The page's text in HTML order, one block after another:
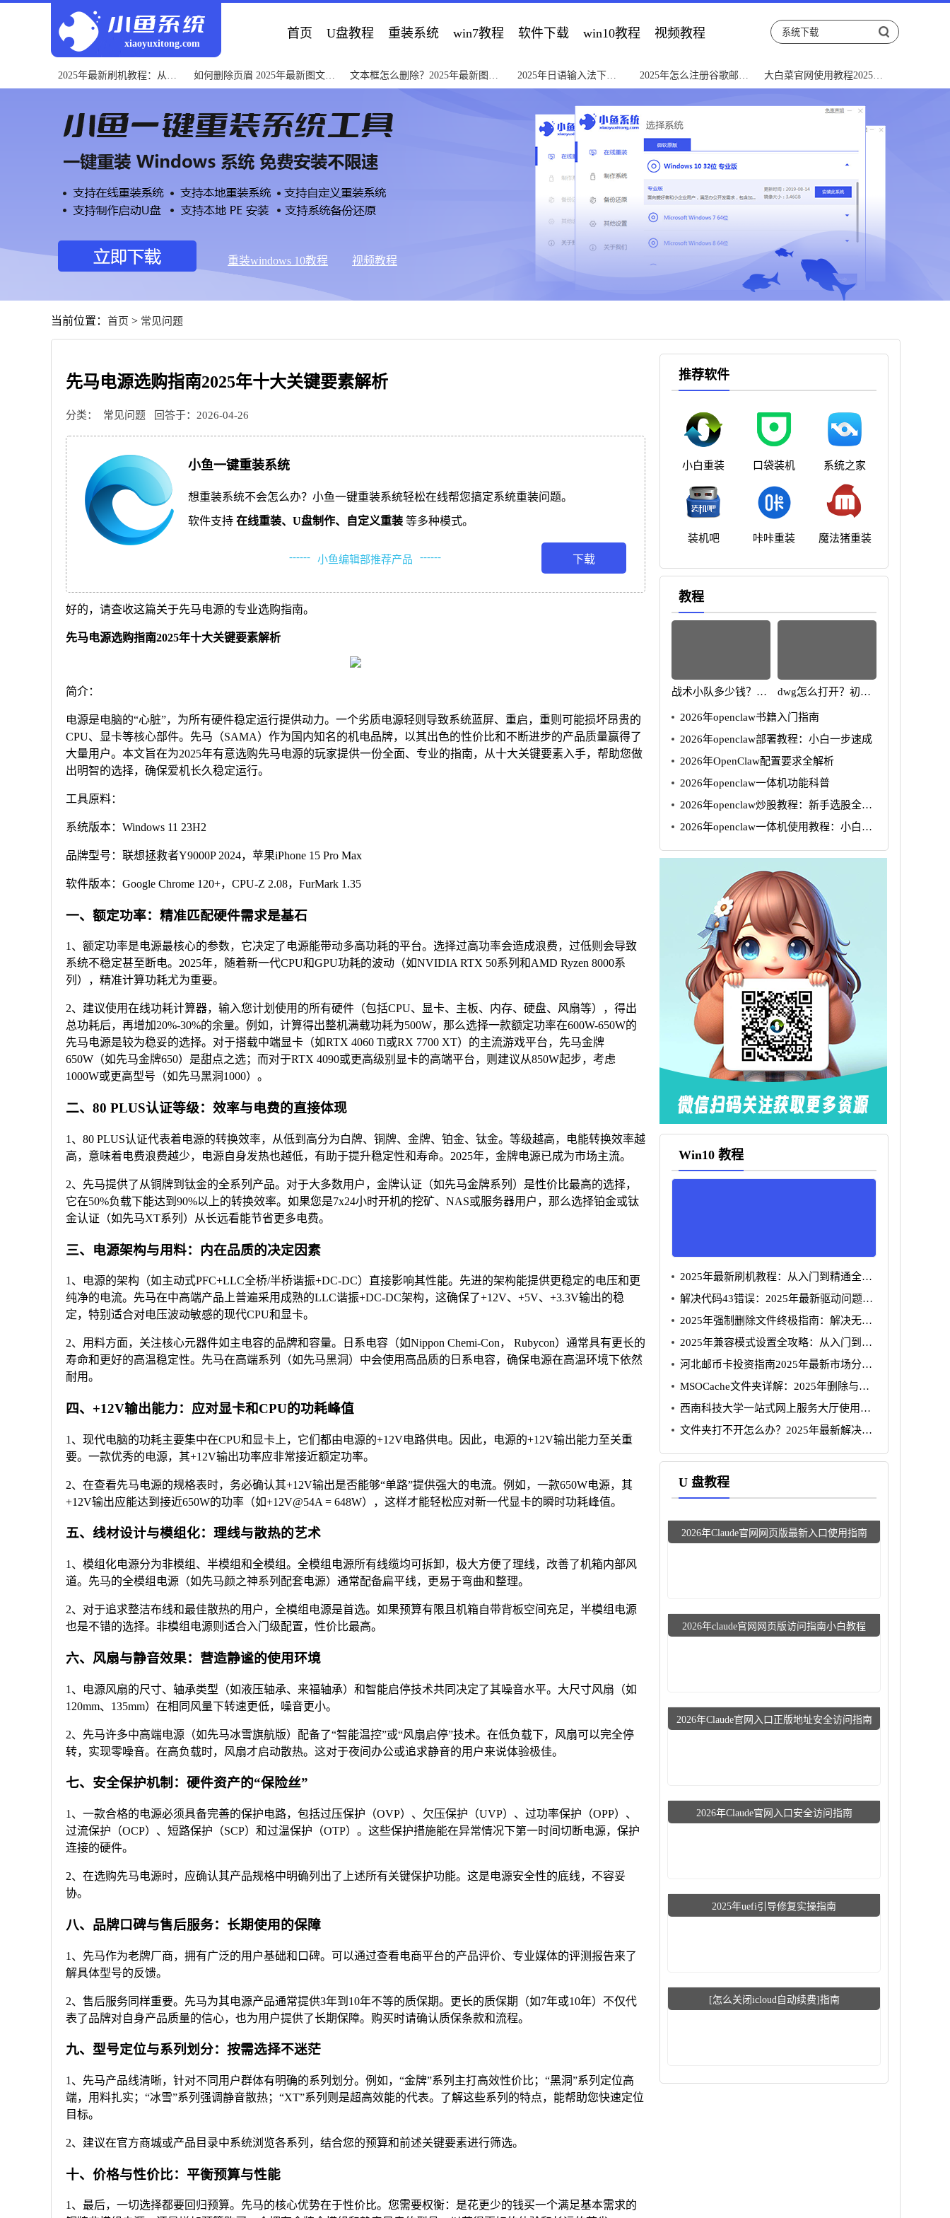
xiaoyuxitong.com
首页 U盘教程 重装系统 win7教程 软件下载 win10教程 视频教程
2025年最新刷机教程：从入
门到精通全指南
如何删除页眉 2025年最新图文教
程与常见问题解决
文本框怎么删除？2025年最新图文
教程与常见问题解决
2025年日语输入法下载
指南与安装教程
2025年怎么注册谷歌邮箱
详细图文教程
大白菜官网使用教程2025：
从入门到精通详解
重装windows 10教程 视频教程
当前位置： 首页 > 常见问题
先马电源选购指南2025年十大关键要素解析
分类： 常见问题 回答于：2026-04-26
小鱼一键重装系统
想重装系统不会怎么办？小鱼一键重装系统轻松在线帮您搞定系统重装问题。
软件支持 在线重装、 U盘制作、 自定义重装 等多种模式。
------ 小鱼编辑部推荐产品 ------ 下载
好的，请查收这篇关于先马电源的专业选购指南。
先马电源选购指南2025年十大关键要素解析
简介：
电源是电脑的“心脏”，为所有硬件稳定运行提供动力。一个劣质电源轻则导致系统蓝屏、重启，重则可能损坏昂贵的
CPU、显卡等核心部件。先马（SAMA）作为国内知名的机电品牌，以其出色的性价比和不断进步的产品质量赢得了
大量用户。本文旨在为2025年有意选购先马电源的玩家提供一份全面、专业的指南，从十大关键要素入手，帮助您做
出明智的选择，确保爱机长久稳定运行。
工具原料：
系统版本：Windows 11 23H2
品牌型号：联想拯救者Y9000P 2024，苹果iPhone 15 Pro Max
软件版本：Google Chrome 120+，CPU-Z 2.08，FurMark 1.35
一、额定功率：精准匹配硬件需求是基石
1、额定功率是电源最核心的参数，它决定了电源能带动多高功耗的平台。选择过高功率会造成浪费，过低则会导致
系统不稳定甚至断电。2025年，随着新一代CPU和GPU功耗的波动（如NVIDIA RTX 50系列和AMD Ryzen 8000系
列），精准计算功耗尤为重要。
2、建议使用在线功耗计算器，输入您计划使用的所有硬件（包括CPU、显卡、主板、内存、硬盘、风扇等），得出
总功耗后，再增加20%-30%的余量。例如，计算得出整机满载功耗为500W，那么选择一款额定功率在600W-650W的
先马电源是较为稳妥的选择。对于搭载中端显卡（如RTX 4060 Ti或RX 7700 XT）的主流游戏平台，先马金牌
650W（如先马金牌650）是甜点之选；而对于RTX 4090或更高级别显卡的高端平台，则建议从850W起步，考虑
1000W或更高型号（如先马黑洞1000）。
二、80 PLUS认证等级：效率与电费的直接体现
1、80 PLUS认证代表着电源的转换效率，从低到高分为白牌、铜牌、金牌、铂金、钛金。等级越高，电能转换效率越
高，意味着电费浪费越少，电源自身发热也越低，有助于提升稳定性和寿命。2025年，金牌电源已成为市场主流。
2、先马提供了从铜牌到钛金的全系列产品。对于大多数用户，金牌认证（如先马金牌系列）是性价比最高的选择，
它在50%负载下能达到90%以上的转换效率。如果您是7x24小时开机的挖矿、NAS或服务器用户，那么选择铂金或钛
金认证（如先马XT系列）从长远看能节省更多电费。
三、电源架构与用料：内在品质的决定因素
1、电源的架构（如主动式PFC+LLC全桥/半桥谐振+DC-DC）直接影响其性能。先进的架构能提供更稳定的电压和更
纯净的电流。先马在中高端产品上普遍采用成熟的LLC谐振+DC-DC架构，这确保了+12V、+5V、+3.3V输出的稳
定，特别适合对电压波动敏感的现代CPU和显卡。
2、用料方面，关注核心元器件如主电容的品牌和容量。日系电容（如Nippon Chemi-Con， Rubycon）通常具有更长的
寿命和更好的高温稳定性。先马在高端系列（如先马黑洞）中会使用高品质的日系电容，确保电源在高温环境下依然
耐用。
四、+12V输出能力：应对显卡和CPU的功耗峰值
1、现代电脑的功耗主要集中在CPU和显卡上，它们都由电源的+12V电路供电。因此，电源的+12V输出能力至关重
要。一款优秀的电源，其+12V输出功率应非常接近额定功率。
2、在查看先马电源的规格表时，务必确认其+12V输出是否能够“单路”提供强大的电流。例如，一款650W电源，其
+12V输出应能达到接近650W的功率（如+12V@54A = 648W），这样才能轻松应对新一代显卡的瞬时功耗峰值。
五、线材设计与模组化：理线与散热的艺术
1、模组化电源分为非模组、半模组和全模组。全模组电源所有线缆均可拆卸，极大方便了理线，改善了机箱内部风
道。先马的全模组电源（如先马颜之神系列配套电源）通常配备扁平线，更易于弯曲和整理。
2、对于追求整洁布线和最佳散热的用户，全模组电源是首选。如果预算有限且机箱自带背板空间充足，半模组电源
也是不错的选择。非模组电源则适合入门级配置，性价比最高。
六、风扇与静音效果：营造静谧的使用环境
1、电源风扇的尺寸、轴承类型（如液压轴承、来福轴承）和智能启停技术共同决定了其噪音水平。大尺寸风扇（如
120mm、135mm）在相同风量下转速更低，噪音更小。
2、先马许多中高端电源（如先马冰雪旗航版）配备了“智能温控”或“风扇启停”技术。在低负载下，风扇可以完全停
转，实现零噪音。在高负载时，风扇才启动散热。这对于夜间办公或追求静音的用户来说体验极佳。
七、安全保护机制：硬件资产的“保险丝”
1、一款合格的电源必须具备完善的保护电路，包括过压保护（OVP）、欠压保护（UVP）、过功率保护（OPP）、
过流保护（OCP）、短路保护（SCP）和过温保护（OTP）。这些保护措施能在异常情况下第一时间切断电源，保护
连接的硬件。
2、在选购先马电源时，应确认其产品规格中明确列出了上述所有关键保护功能。这是电源安全性的底线，不容妥
协。
八、品牌口碑与售后服务：长期使用的保障
1、先马作为老牌厂商，拥有广泛的用户基础和口碑。可以通过查看电商平台的产品评价、专业媒体的评测报告来了
解具体型号的反馈。
2、售后服务同样重要。先马为其电源产品通常提供3年到10年不等的质保期。更长的质保期（如7年或10年）不仅代
表了品牌对自身产品质量的信心，也为用户提供了长期保障。购买时请确认质保条款和流程。
九、型号定位与系列划分：按需选择不迷茫
1、先马产品线清晰，针对不同用户群体有明确的系列划分。例如，“金牌”系列主打高效性价比；“黑洞”系列定位高
端，用料扎实；“冰雪”系列强调静音散热；“XT”系列则是超高效能的代表。了解这些系列的特点，能帮助您快速定位
目标。
2、建议在官方商城或产品目录中系统浏览各系列，结合您的预算和前述关键要素进行筛选。
十、价格与性价比：平衡预算与性能
1、最后，一切选择都要回归预算。先马的核心优势在于性价比。您需要权衡：是花更少的钱买一个满足基本需求的
推荐软件
小白重装 口袋装机 系统之家
装机吧 咔咔重装 魔法猪重装
教程
战术小队多少钱？成
dwg怎么打开？初学
比
2026年openclaw书籍入门指南
2026年openclaw部署教程：小白一步速成
2026年OpenClaw配置要求全解析
2026年openclaw一体机功能科普
Win10 教程
南
解决代码43错误：2025年最新驱动问题排
查与修复指南
删除问题
通
河北邮币卡投资指南2025年最新市场分析
MSOCache文件夹详解：2025年删除与空
间释放指南
南2025
文件夹打不开怎么办？2025年最新解决方
U 盘教程
2026年Claude官网网页版最新入口使用指南
2026年claude官网网页版访问指南小白教程
2026年Claude官网入口正版地址安全访问指南
2026年Claude官网入口安全访问指南
2025年uefi引导修复实操指南
[怎么关闭icloud自动续费]指南